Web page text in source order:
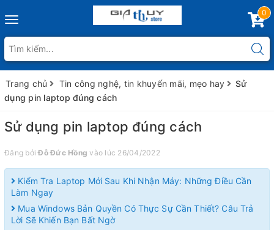
Toggle
0
Trang chủ Tin công nghệ, tin khuyến mãi, mẹo hay
Sử
dụng pin laptop đúng cách
Sử dụng pin laptop đúng cách
Đăng bởiĐỗ Đức Hồng vào lúc 26/04/2022
Kiểm Tra Laptop Mới Sau Khi Nhận Máy: Những Điều Cần
Làm Ngay
Mua Windows Bản Quyền Có Thực Sự Cần Thiết? Câu Trả
Lời Sẽ Khiến Bạn Bất Ngờ